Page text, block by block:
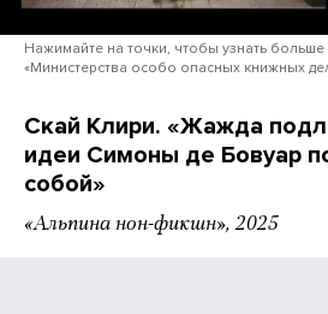
Нажимайте на точки, чтобы узнать больше
«Министерства особо опасных книжных
Скай Клири. «Жажда
идеи Симоны де Бовуар
собой»
«Альпина нон-фикшн», 2025